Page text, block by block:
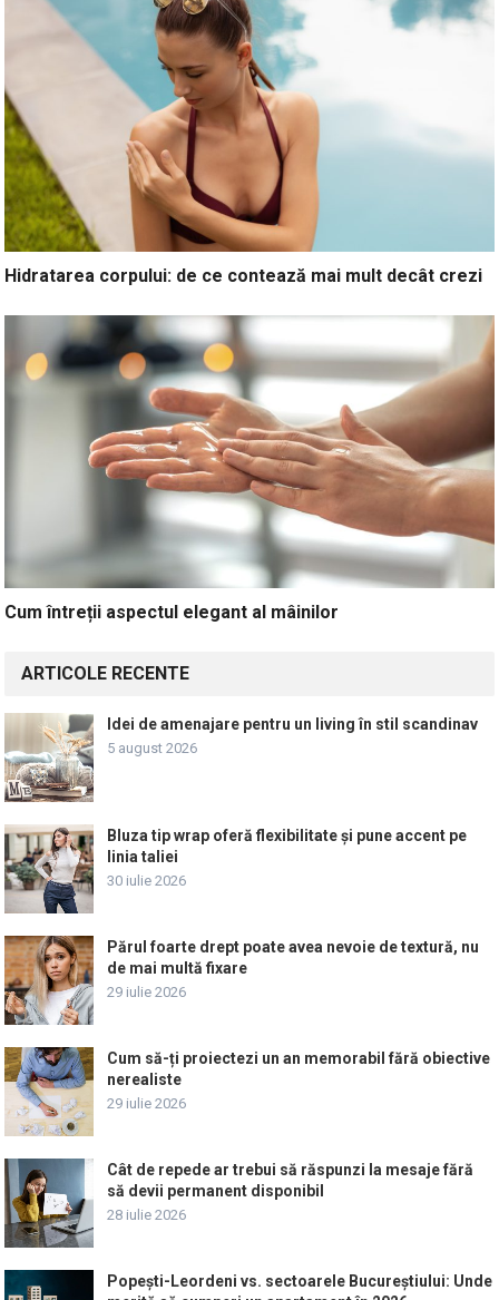
Hidratarea corpului: de ce contează mai mult decât crezi
Cum întreții aspectul elegant al mâinilor
ARTICOLE RECENTE
Idei de amenajare pentru un living în stil scandinav
5 august 2026
Bluza tip wrap oferă flexibilitate și pune accent pe
linia taliei
30 iulie 2026
Părul foarte drept poate avea nevoie de textură, nu
de mai multă fixare
29 iulie 2026
Cum să-ți proiectezi un an memorabil fără obiective
nerealiste
29 iulie 2026
Cât de repede ar trebui să răspunzi la mesaje fără
să devii permanent disponibil
28 iulie 2026
Popești-Leordeni vs. sectoarele Bucureștiului: Unde